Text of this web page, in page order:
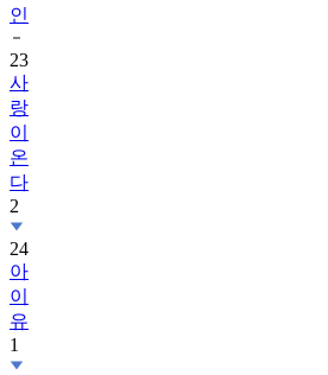
인
23
사
랑
이
온
다
2
24
아
이
유
1